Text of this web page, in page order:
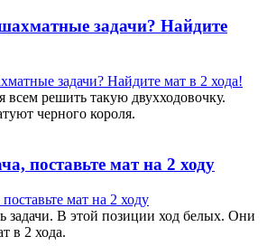
задачи? Найдите
всем решить такую двухходовочку.
черного короля.
поставьте мат на 2 ходу
задачи. В этой позиции ход белых. Они
в 2 хода.